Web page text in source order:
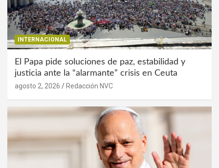
INTERNACIONAL
El Papa pide soluciones de paz, estabilidad y
justicia ante la “alarmante” crisis en Ceuta
agosto 2, 2026 Redacción NVC